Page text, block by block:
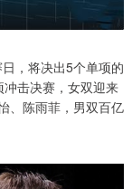
，将决出5个单项的
击决赛，女双迎来
、陈雨菲，男双百亿